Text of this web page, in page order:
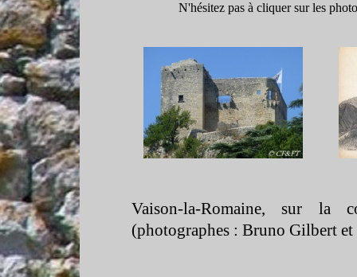
N'hésitez pas à cliquer sur les
Vaison-la-Romaine, sur la
(photographes : Bruno Gilbert